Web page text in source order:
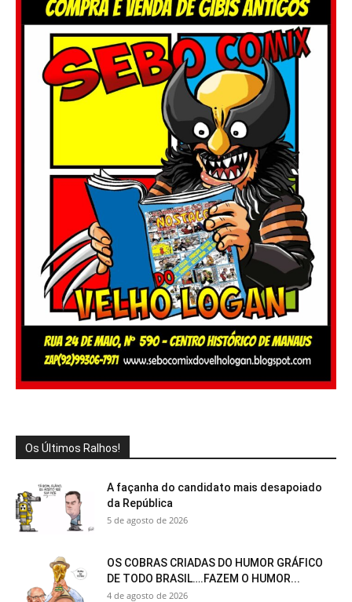
Os Últimos Ralhos!
A façanha do candidato mais desapoiado
da República
5 de agosto de 2026
OS COBRAS CRIADAS DO HUMOR GRÁFICO
DE TODO BRASIL….FAZEM O HUMOR...
4 de agosto de 2026